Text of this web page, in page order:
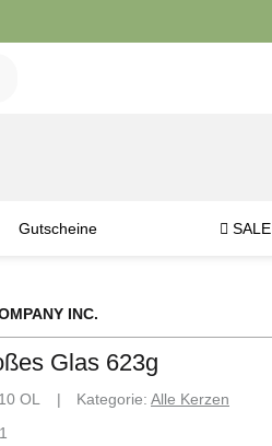
Gutscheine SALE
INC.
Glas 623g
OL Kategorie: Alle Kerzen